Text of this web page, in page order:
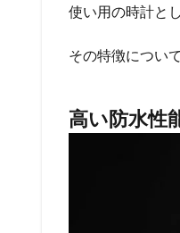
使い用の時計と
その特徴につい
高い防水性